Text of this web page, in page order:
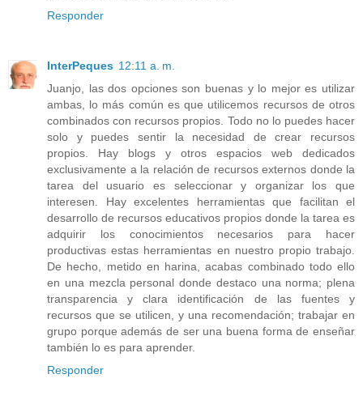
Responder
InterPeques 12:11 a. m.
Juanjo, las dos opciones son buenas y lo mejor es utilizar
ambas, lo más común es que utilicemos recursos de otros
combinados con recursos propios. Todo no lo puedes hacer
solo y puedes sentir la necesidad de crear recursos
propios. Hay blogs y otros espacios web dedicados
exclusivamente a la relación de recursos externos donde la
tarea del usuario es seleccionar y organizar los que
interesen. Hay excelentes herramientas que facilitan el
desarrollo de recursos educativos propios donde la tarea es
adquirir los conocimientos necesarios para hacer
productivas estas herramientas en nuestro propio trabajo.
De hecho, metido en harina, acabas combinado todo ello
en una mezcla personal donde destaco una norma; plena
transparencia y clara identificación de las fuentes y
recursos que se utilicen, y una recomendación; trabajar en
grupo porque además de ser una buena forma de enseñar
también lo es para aprender.
Responder